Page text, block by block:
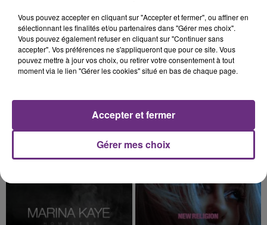
THE WEEKND
Blinding Lights
TEDDYBEAR
Chaussures Roses
Vous pouvez accepter en cliquant sur "Accepter et fermer", ou affiner en
sélectionnant les finalités et/ou partenaires dans "Gérer mes choix".
Vous pouvez également refuser en cliquant sur "Continuer sans
accepter". Vos préférences ne s'appliqueront que pour ce site. Vous
pouvez mettre à jour vos choix, ou retirer votre consentement à tout
moment via le lien "Gérer les cookies" situé en bas de chaque page.
Gérer mes choix
Accepter et fermer